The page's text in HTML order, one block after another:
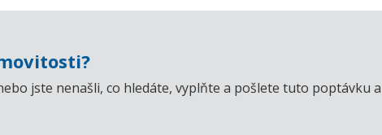
jste nenašli, co hledáte, vyplňte a pošlete tuto poptávku a